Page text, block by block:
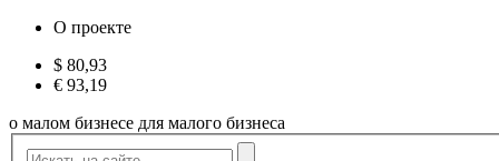
О проекте
$ 80,93
€ 93,19
о малом бизнесе для малого бизнеса